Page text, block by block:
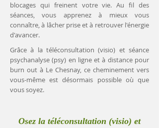
blocages qui freinent votre vie. Au fil des
séances, vous apprenez à mieux vous
connaître, à lâcher prise et à retrouver l'énergie
d'avancer.
Grâce à la téléconsultation (visio) et séance
psychanalyse (psy) en ligne et à distance pour
burn out à Le Chesnay, ce cheminement vers
vous-même est désormais possible où que
vous soyez.
Osez la téléconsultation (visio) et